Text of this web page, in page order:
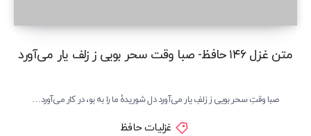
متن غزل ۱۴۶ حافظ- صبا وقت سحر بویی ز زلف یار می‌آورد
صبا وقتِ سحر بویی ز زلفِ یار می‌آورد دل شوریدهٔ ما را به بو، در کار می‌آورد…
غزلیات حافظ